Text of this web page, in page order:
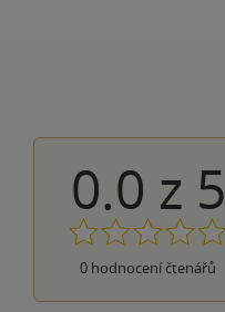
0.0 z 5
0 hodnocení čtenářů